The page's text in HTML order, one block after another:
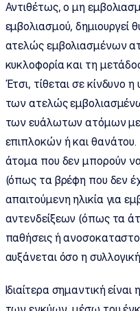
Αντιθέτως, ο μη
εμβολιασμού, δημιουργεί
ατελώς εμβολιασμένων
κυκλοφορία και τη
Έτσι, τίθεται σε κίνδυνο
των ατελώς
των ευάλωτων ατόμων με
επιπλοκών ή και
άτομα που δεν μπορούν
(όπως τα βρέφη που δεν
απαιτούμενη ηλικία για
αντενδείξεων (όπως τα
παθήσεις ή
αυξάνεται όσο η
Ιδιαίτερα σημαντική